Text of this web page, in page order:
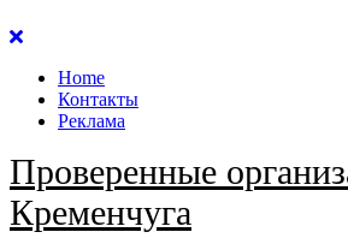
Перейти
содержанию
Home
Контакты
Реклама
Проверенные
Кременчуга